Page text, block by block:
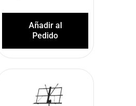
Añadir al
Pedido